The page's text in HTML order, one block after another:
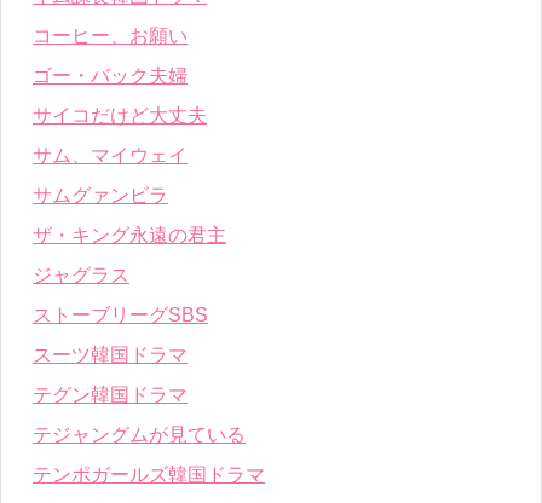
コーヒー、お願い
ゴー・バック夫婦
サイコだけど大丈夫
サム、マイウェイ
サムグァンビラ
ザ・キング永遠の君主
ジャグラス
ストーブリーグSBS
スーツ韓国ドラマ
テグン韓国ドラマ
テジャングムが見ている
テンポガールズ韓国ドラマ